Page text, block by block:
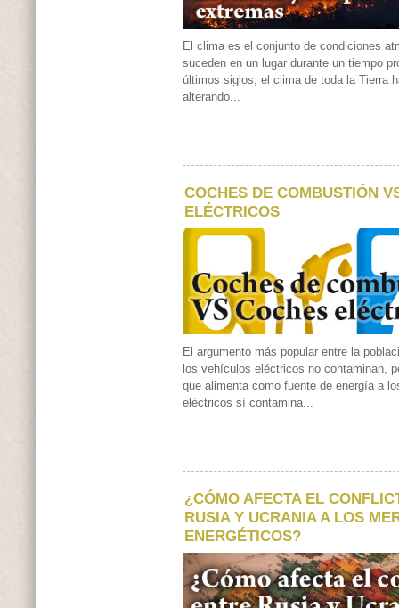
El clima es el conjunto de condiciones
suceden en un lugar durante un tiempo
últimos siglos, el clima de toda la Tierra
alterando...
COCHES DE COMBUSTIÓN
ELÉCTRICOS
El argumento más popular entre la
los vehículos eléctricos no contaminan,
que alimenta como fuente de energía a
eléctricos sí contamina...
¿CÓMO AFECTA EL
RUSIA Y UCRANIA A LOS
ENERGÉTICOS?